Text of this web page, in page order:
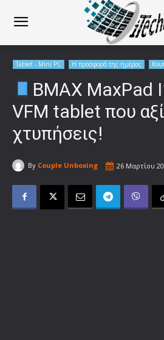
Tablet - Mini PC Η προσφορά της ημέρας
BMAX MaxPad
VFM tablet που
χτυπήσεις!
By Couple Unboxing 26 Μαρτίου